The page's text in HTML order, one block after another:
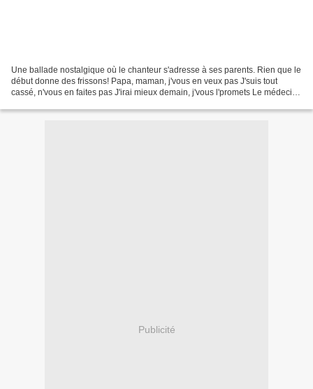
Une ballade nostalgique où le chanteur s'adresse à ses parents. Rien que le
début donne des frissons! Papa, maman, j'vous en veux pas J'suis tout
cassé, n'vous en faites pas J'irai mieux demain, j'vous l'promets Le médecin
Publicité